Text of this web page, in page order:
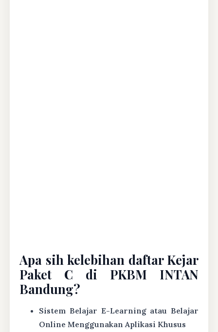
Apa sih kelebihan daftar Kejar
Paket C di PKBM INTAN
Bandung?
Sistem Belajar E-Learning atau Belajar
Online Menggunakan Aplikasi Khusus